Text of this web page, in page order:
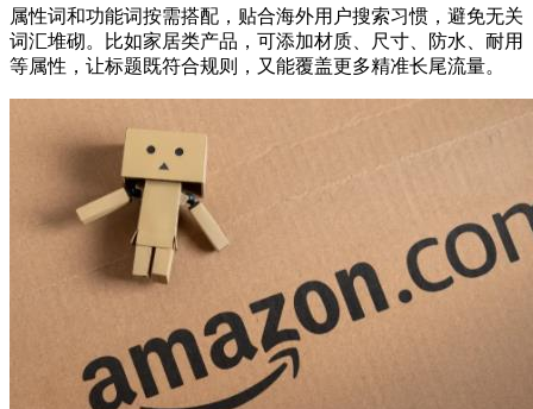
属性词和功能词按需搭配，贴合海外用户搜索习惯，避免无关
词汇堆砌。比如家居类产品，可添加材质、尺寸、防水、耐用
等属性，让标题既符合规则，又能覆盖更多精准长尾流量。